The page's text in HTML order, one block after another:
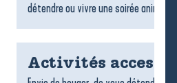
détendre ou vivre une soirée animée :
Activités